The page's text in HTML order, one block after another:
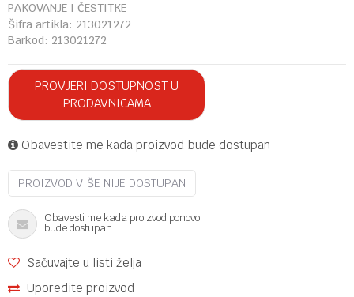
PAKOVANJE I ČESTITKE
Šifra artikla: 213021272
Barkod: 213021272
PROVJERI DOSTUPNOST U
PRODAVNICAMA
Obavestite me kada proizvod bude dostupan
PROIZVOD VIŠE NIJE DOSTUPAN
Obavesti me kada proizvod ponovo
bude dostupan
Sačuvajte u listi želja
Uporedite proizvod